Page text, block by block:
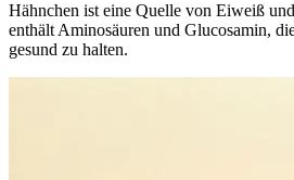
Hähnchen ist eine Quelle von Eiweiß
enthält Aminosäuren und Glucosamin,
gesund zu halten.